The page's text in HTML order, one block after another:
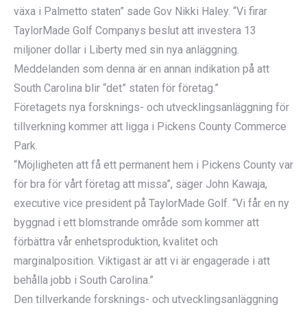
växa i Palmetto staten” sade Gov Nikki Haley. “Vi firar
TaylorMade Golf Companys beslut att investera 13
miljoner dollar i Liberty med sin nya anläggning.
Meddelanden som denna är en annan indikation på att
South Carolina blir “det” staten för företag.”
Företagets nya forsknings- och utvecklingsanläggning för
tillverkning kommer att ligga i Pickens County Commerce
Park.
“Möjligheten att få ett permanent hem i Pickens County var
för bra för vårt företag att missa”, säger John Kawaja,
executive vice president på TaylorMade Golf. “Vi får en ny
byggnad i ett blomstrande område som kommer att
förbättra vår enhetsproduktion, kvalitet och
marginalposition. Viktigast är att vi är engagerade i att
behålla jobb i South Carolina.”
Den tillverkande forsknings- och utvecklingsanläggning